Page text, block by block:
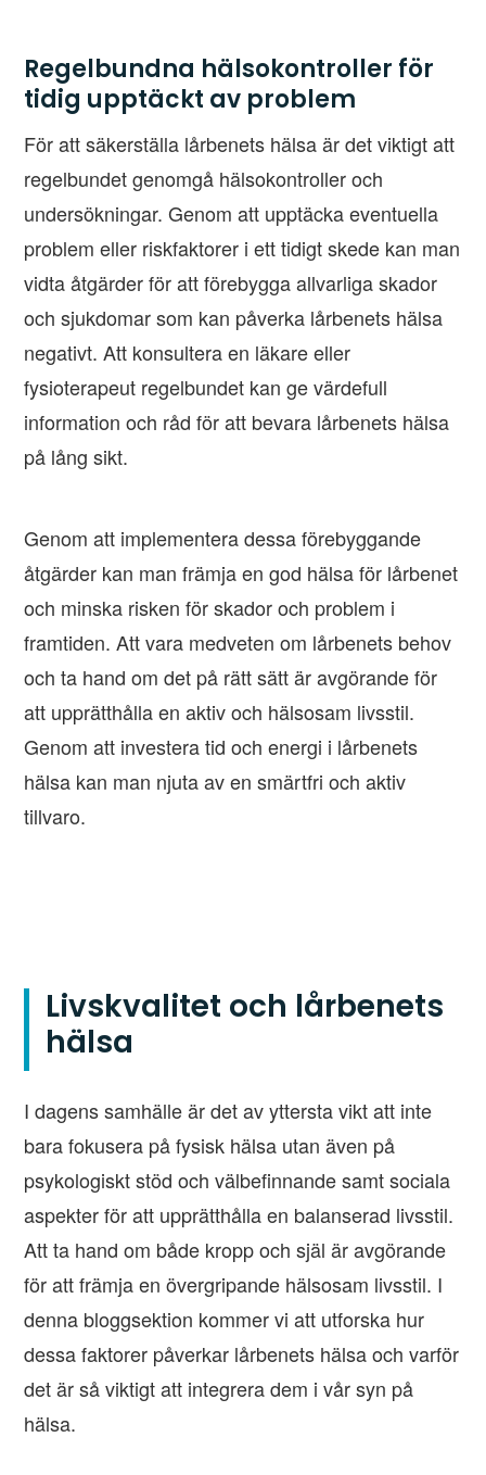
Regelbundna hälsokontroller för
tidig upptäckt av problem
För att säkerställa lårbenets hälsa är det viktigt att
regelbundet genomgå hälsokontroller och
undersökningar. Genom att upptäcka eventuella
problem eller riskfaktorer i ett tidigt skede kan man
vidta åtgärder för att förebygga allvarliga skador
och sjukdomar som kan påverka lårbenets hälsa
negativt. Att konsultera en läkare eller
fysioterapeut regelbundet kan ge värdefull
information och råd för att bevara lårbenets hälsa
på lång sikt.
Genom att implementera dessa förebyggande
åtgärder kan man främja en god hälsa för lårbenet
och minska risken för skador och problem i
framtiden. Att vara medveten om lårbenets behov
och ta hand om det på rätt sätt är avgörande för
att upprätthålla en aktiv och hälsosam livsstil.
Genom att investera tid och energi i lårbenets
hälsa kan man njuta av en smärtfri och aktiv
tillvaro.
Livskvalitet och lårbenets
hälsa
I dagens samhälle är det av yttersta vikt att inte
bara fokusera på fysisk hälsa utan även på
psykologiskt stöd och välbefinnande samt sociala
aspekter för att upprätthålla en balanserad livsstil.
Att ta hand om både kropp och själ är avgörande
för att främja en övergripande hälsosam livsstil. I
denna bloggsektion kommer vi att utforska hur
dessa faktorer påverkar lårbenets hälsa och varför
det är så viktigt att integrera dem i vår syn på
hälsa.